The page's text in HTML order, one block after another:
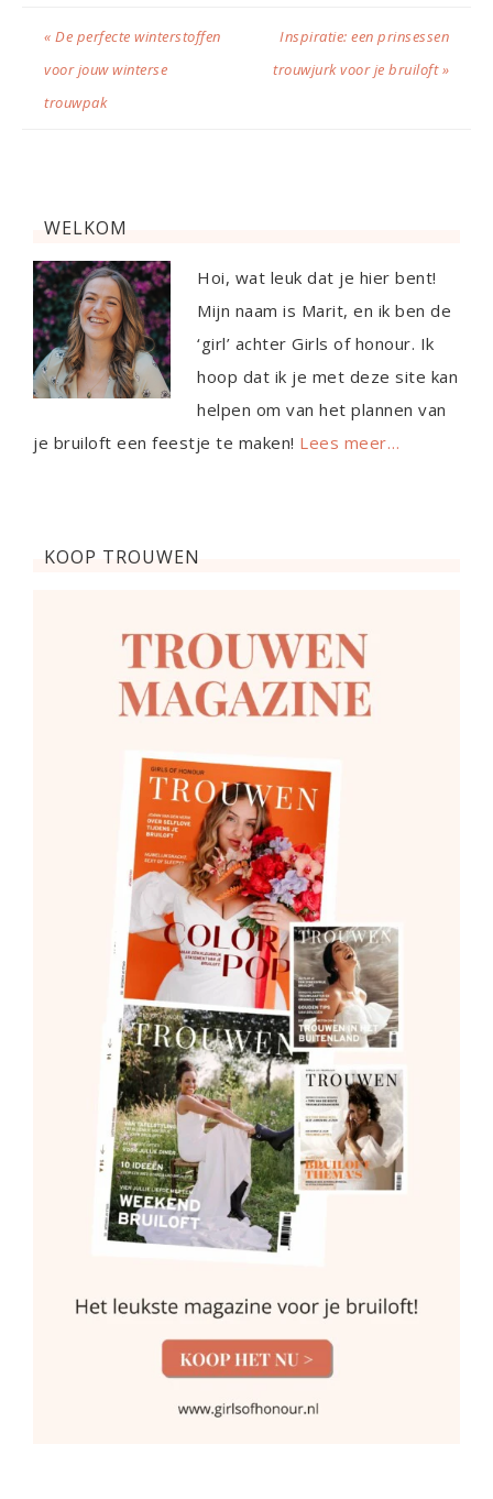
« De perfecte winterstoffen
voor jouw winterse
trouwpak
Inspiratie: een prinsessen
trouwjurk voor je bruiloft »
WELKOM
Hoi, wat leuk dat je hier bent!
Mijn naam is Marit, en ik ben de
‘girl’ achter Girls of honour. Ik
hoop dat ik je met deze site kan
helpen om van het plannen van
je bruiloft een feestje te maken! Lees meer…
KOOP TROUWEN